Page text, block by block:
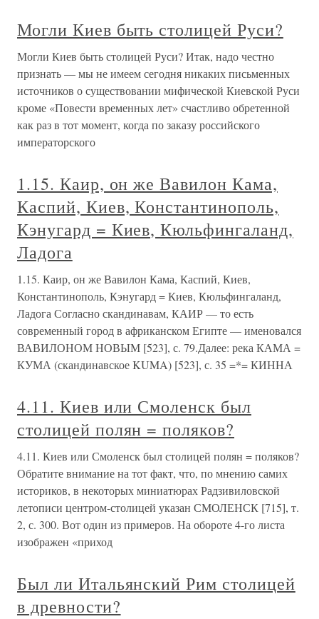
Могли Киев быть столицей Руси?
Могли Киев быть столицей Руси? Итак, надо честно
признать — мы не имеем сегодня никаких письменных
источников о существовании мифической Киевской Руси
кроме «Повести временных лет» счастливо обретенной
как раз в тот момент, когда по заказу российского
императорского
1.15. Каир, он же Вавилон Кама,
Каспий, Киев, Константинополь,
Кэнугард = Киев, Кюльфингаланд,
Ладога
1.15. Каир, он же Вавилон Кама, Каспий, Киев,
Константинополь, Кэнугард = Киев, Кюльфингаланд,
Ладога Согласно скандинавам, КАИР — то есть
современный город в африканском Египте — именовался
ВАВИЛОНОМ НОВЫМ [523], с. 79.Далее: река КАМА =
КУМА (скандинавское KUMA) [523], с. 35 =*= КИННА
4.11. Киев или Смоленск был
столицей полян = поляков?
4.11. Киев или Смоленск был столицей полян = поляков?
Обратите внимание на тот факт, что, по мнению самих
историков, в некоторых миниатюрах Радзивиловской
летописи центром-столицей указан СМОЛЕНСК [715], т.
2, с. 300. Вот один из примеров. На обороте 4-го листа
изображен «приход
Был ли Итальянский Рим столицей
в древности?